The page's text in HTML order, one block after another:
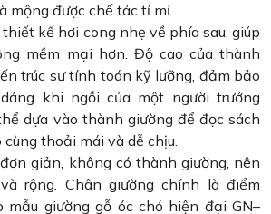
mộng được chế tác tỉ mỉ.
kế hơi cong nhẹ về phía sau, giúp
mềm mại hơn. Độ cao của thành
trúc sư tính toán kỹ lưỡng, đảm bảo
khi ngồi của một người trưởng
dựa vào thành giường để đọc sách
thoải mái và dễ chịu.
giản, không có thành giường, nên
rộng. Chân giường chính là điểm
mẫu giường gỗ óc chó hiện đại GN–